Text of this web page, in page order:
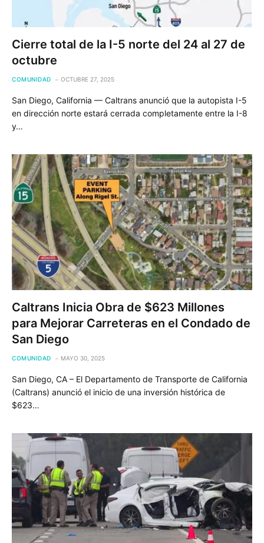
Cierre total de la I-5 norte del 24 al 27 de
octubre
COMUNIDAD OCTUBRE 27, 2025
San Diego, California — Caltrans anunció que la autopista I-5
en dirección norte estará cerrada completamente entre la I-8
y…
Caltrans Inicia Obra de $623 Millones
para Mejorar Carreteras en el Condado de
San Diego
COMUNIDAD MAYO 30, 2025
San Diego, CA – El Departamento de Transporte de California
(Caltrans) anunció el inicio de una inversión histórica de
$623…